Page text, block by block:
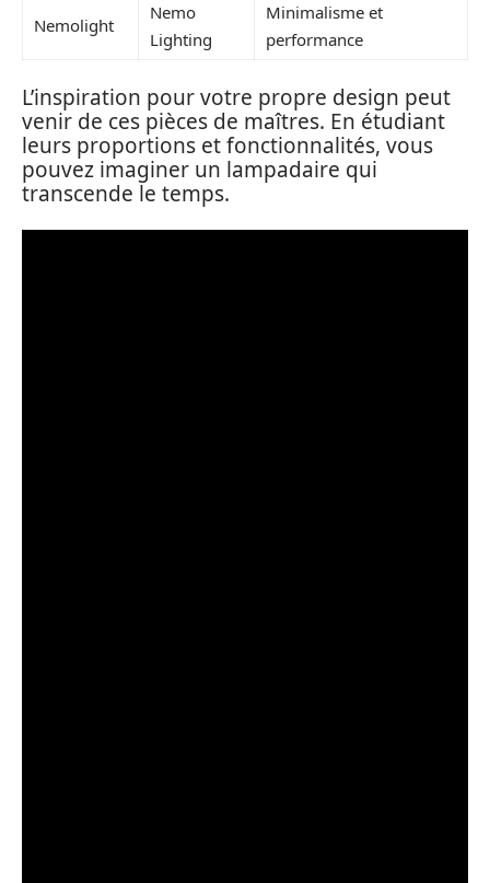
Nemolight
Nemo
Lighting
Minimalisme et
performance
L’inspiration pour votre propre design peut
venir de ces pièces de maîtres. En étudiant
leurs proportions et fonctionnalités, vous
pouvez imaginer un lampadaire qui
transcende le temps.